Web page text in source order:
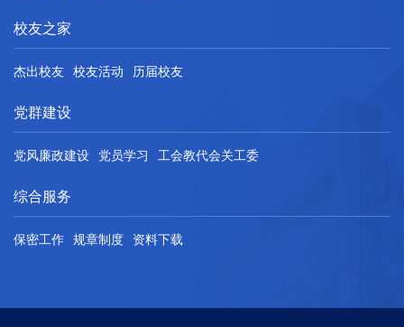
校友之家
杰出校友 校友活动 历届校友
党群建设
党风廉政建设 党员学习 工会教代会关工委
综合服务
保密工作 规章制度 资料下载